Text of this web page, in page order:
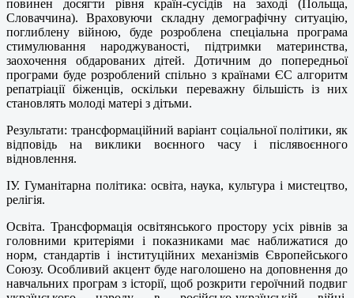
повинен досягти рівня країн-сусідів на заході (Польща,
Словаччина). Враховуючи складну демографічну ситуацію,
поглиблену війною, буде розроблена спеціальна програма
стимулювання народжуваності, підтримки материнства,
заохочення обдарованих дітей. Дотичним до попередньої
програми буде розроблений спільно з країнами ЄС алгоритм
репатріації біженців, оскільки переважну більшість із них
становлять молоді матері з дітьми.
Результати: трансформаційний варіант соціальної політики, як
відповідь на виклики воєнного часу і післявоєнного
відновлення.
ІУ. Гуманітарна політика: освіта, наука, культура і мистецтво,
релігія.
Освіта. Трансформація освітянського простору усіх рівнів за
головними критеріями і показниками має наближатися до
норм, стандартів і інституційних механізмів Європейського
Союзу. Особливий акцент буде наголошено на доповнення до
навчальних програм з історії, щоб розкрити героїчний подвиг